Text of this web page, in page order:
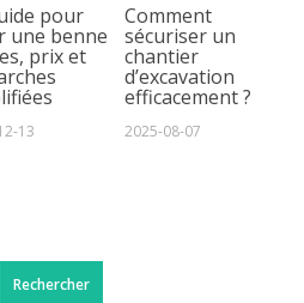
pour
une benne
prix et
13
Comment
sécuriser un
chantier
d’excavation
efficacement ?
2025-08-07
Rechercher